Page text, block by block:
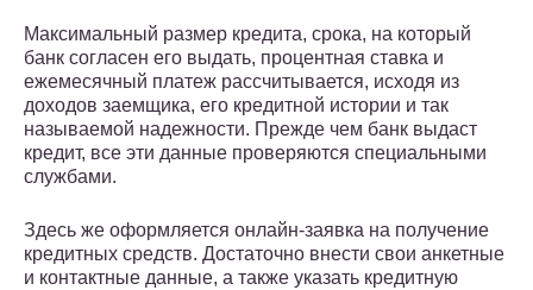
Максимальный размер кредита, срока, на который
банк согласен его выдать, процентная ставка и
ежемесячный платеж рассчитывается, исходя из
доходов заемщика, его кредитной истории и так
называемой надежности. Прежде чем банк выдаст
кредит, все эти данные проверяются специальными
службами.
Здесь же оформляется онлайн-заявка на получение
кредитных средств. Достаточно внести свои анкетные
и контактные данные, а также указать кредитную